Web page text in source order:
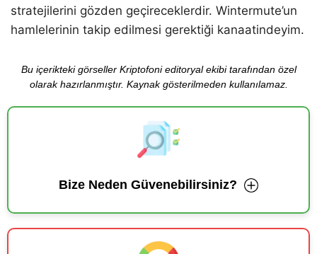
stratejilerini gözden geçireceklerdir. Wintermute’un
hamlelerinin takip edilmesi gerektiği kanaatindeyim.
Bu içerikteki görseller Kriptofoni editoryal ekibi tarafından özel
olarak hazırlanmıştır. Kaynak gösterilmeden kullanılamaz.
Bize Neden Güvenebilirsiniz?